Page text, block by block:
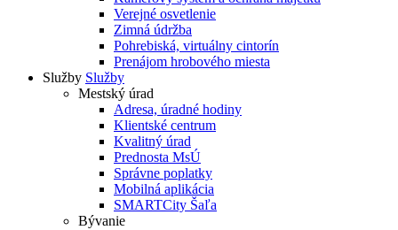
Verejné osvetlenie
Zimná údržba
Pohrebiská, virtuálny cintorín
Prenájom hrobového miesta
Služby Služby
Mestský úrad
Adresa, úradné hodiny
Klientské centrum
Kvalitný úrad
Prednosta MsÚ
Správne poplatky
Mobilná aplikácia
SMARTCity Šaľa
Bývanie